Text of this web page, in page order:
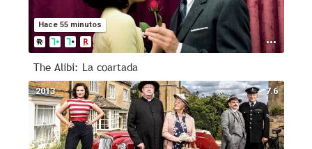
Hace 55 minutos
The Alibi: La coartada
7.6
2013